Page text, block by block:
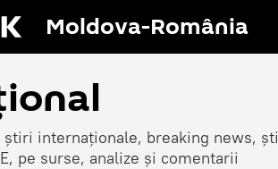
Moldova-România
internaționale, breaking news,
pe surse, analize și comentarii